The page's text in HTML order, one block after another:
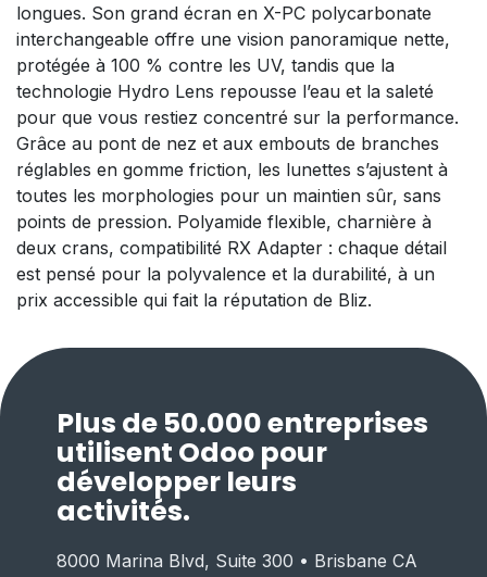
longues. Son grand écran en X-PC polycarbonate
interchangeable offre une vision panoramique nette,
protégée à 100 % contre les UV, tandis que la
technologie Hydro Lens repousse l’eau et la saleté
pour que vous restiez concentré sur la performance.
Grâce au pont de nez et aux embouts de branches
réglables en gomme friction, les lunettes s’ajustent à
toutes les morphologies pour un maintien sûr, sans
points de pression. Polyamide flexible, charnière à
deux crans, compatibilité RX Adapter : chaque détail
est pensé pour la polyvalence et la durabilité, à un
prix accessible qui fait la réputation de Bliz.
Plus de 50.000 entreprises
utilisent Odoo pour
développer leurs
activités.
8000 Marina Blvd, Suite 300 • Brisbane CA